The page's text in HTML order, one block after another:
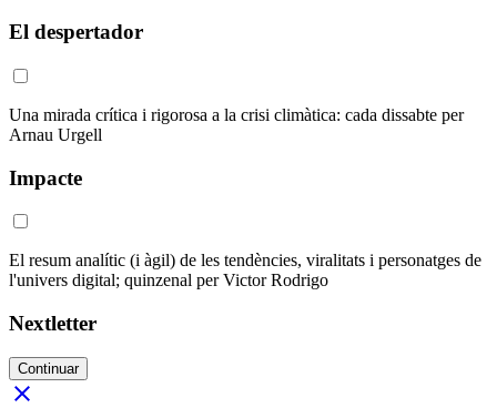
El despertador
Una mirada crítica i rigorosa a la crisi climàtica: cada dissabte per
Arnau Urgell
Impacte
El resum analític (i àgil) de les tendències, viralitats i personatges de
l'univers digital; quinzenal per Victor Rodrigo
Nextletter
Continuar
close